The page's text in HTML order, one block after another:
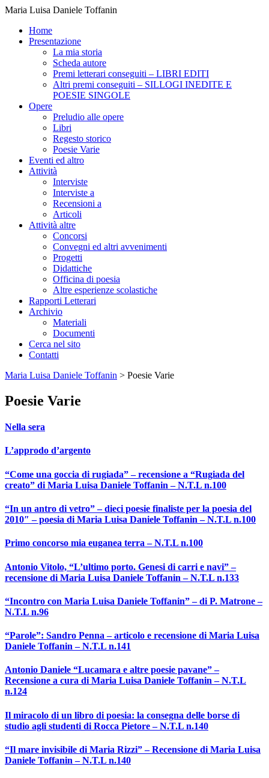
Maria Luisa Daniele Toffanin
Home
Presentazione
La mia storia
Scheda autore
Premi letterari conseguiti – LIBRI EDITI
Altri premi conseguiti – SILLOGI INEDITE E
POESIE SINGOLE
Opere
Preludio alle opere
Libri
Regesto storico
Poesie Varie
Eventi ed altro
Attività
Interviste
Interviste a
Recensioni a
Articoli
Attività altre
Concorsi
Convegni ed altri avvenimenti
Progetti
Didattiche
Officina di poesia
Altre esperienze scolastiche
Rapporti Letterari
Archivio
Materiali
Documenti
Cerca nel sito
Contatti
Maria Luisa Daniele Toffanin > Poesie Varie
Poesie Varie
Nella sera
L’approdo d’argento
“Come una goccia di rugiada” – recensione a “Rugiada del
creato” di Maria Luisa Daniele Toffanin – N.T.L n.100
“In un antro di vetro” – dieci poesie finaliste per la poesia del
2010″ – poesia di Maria Luisa Daniele Toffanin – N.T.L n.100
Primo concorso mia euganea terra – N.T.L n.100
Antonio Vitolo, “L’ultimo porto. Genesi di carri e navi” –
recensione di Maria Luisa Daniele Toffanin – N.T.L n.133
“Incontro con Maria Luisa Daniele Toffanin” – di P. Matrone –
N.T.L n.96
“Parole”: Sandro Penna – articolo e recensione di Maria Luisa
Daniele Toffanin – N.T.L n.141
Antonio Daniele “Lucamara e altre poesie pavane” –
Recensione a cura di Maria Luisa Daniele Toffanin – N.T.L
n.124
Il miracolo di un libro di poesia: la consegna delle borse di
studio agli studenti di Rocca Pietore – N.T.L n.140
“Il mare invisibile di Maria Rizzi” – Recensione di Maria Luisa
Daniele Toffanin – N.T.L n.140